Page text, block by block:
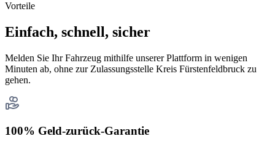
Vorteile
Einfach, schnell, sicher
Melden Sie Ihr Fahrzeug mithilfe unserer Plattform in wenigen
Minuten ab, ohne zur Zulassungsstelle Kreis Fürstenfeldbruck zu
gehen.
100% Geld-zurück-Garantie